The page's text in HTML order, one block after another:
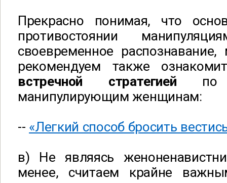
Прекрасно понимая, что
противостоянии
своевременное
рекомендуем также
встречной стратегией по
манипулирующим женщинам:
-- «Легкий способ бросить
в) Не являясь
менее, считаем крайне